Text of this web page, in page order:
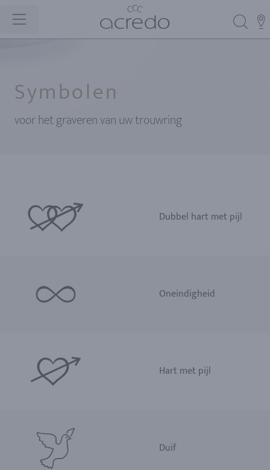
Symbolen
voor het graveren van uw trouwring
Dubbel hart met pijl
Oneindigheid
Hart met pijl
Duif